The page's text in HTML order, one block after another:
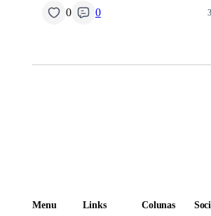
0 0
Menu Links Colunas